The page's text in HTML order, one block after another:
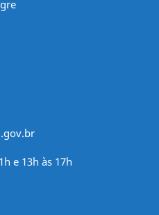
e 13h às 17h